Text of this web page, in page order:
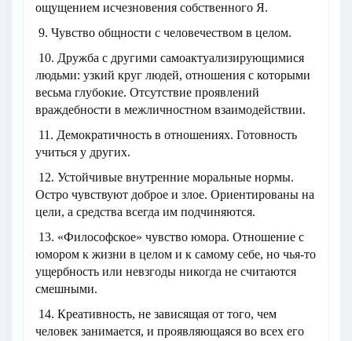
ощущением исчезновения собственного Я.
9. Чувство общности с человечеством в целом.
10. Дружба с другими самоактуализирующимися
людьми: узкий круг людей, отношения с которыми
весьма глубокие. Отсутствие проявлений
враждебности в межличностном взаимодействии.
11. Демократичность в отношениях. Готовность
учиться у других.
12. Устойчивые внутренние моральные нормы.
Остро чувствуют доброе и злое. Ориентированы на
цели, а средства всегда им подчиняются.
13. «Философское» чувство юмора. Отношение с
юмором к жизни в целом и к самому себе, но чья-то
ущербность или невзгоды никогда не считаются
смешными.
14. Креативность, не зависящая от того, чем
человек занимается, и проявляющаяся во всех его